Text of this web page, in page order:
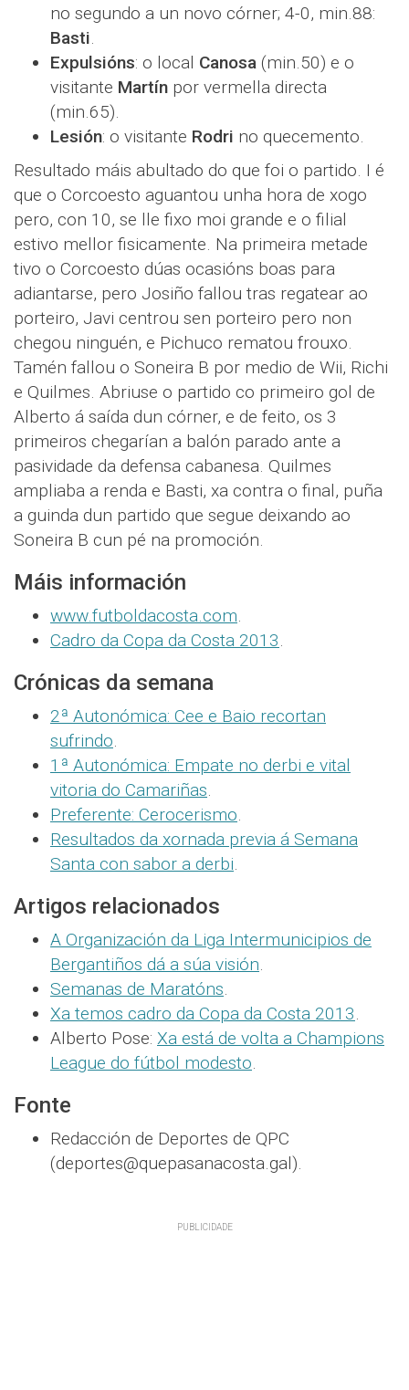
no segundo a un novo córner; 4-0, min.88:
Basti
Expulsións: o local Canosa (min.50) e o
visitante Martín por vermella directa
(min.65).
Lesión: o visitante Rodri no quecemento.
Resultado máis abultado do que foi o partido. I é
que o Corcoesto aguantou unha hora de xogo
pero, con 10, se lle fixo moi grande e o filial
estivo mellor fisicamente. Na primeira metade
tivo o Corcoesto dúas ocasións boas para
adiantarse, pero Josiño fallou tras regatear ao
porteiro, Javi centrou sen porteiro pero non
chegou ninguén, e Pichuco rematou frouxo.
Tamén fallou o Soneira B por medio de Wii, Richi
e Quilmes. Abriuse o partido co primeiro gol de
Alberto á saída dun córner, e de feito, os 3
primeiros chegarían a balón parado ante a
pasividade da defensa cabanesa. Quilmes
ampliaba a renda e Basti, xa contra o final, puña
a guinda dun partido que segue deixando ao
Soneira B cun pé na promoción.
Máis información
www.futboldacosta.com
Cadro da Copa da Costa 2013
Crónicas da semana
2ª Autonómica: Cee e Baio recortan
sufrindo
1ª Autonómica: Empate no derbi e vital
vitoria do Camariñas
Preferente: Cerocerismo
Resultados da xornada previa á Semana
Santa con sabor a derbi
Artigos relacionados
A Organización da Liga Intermunicipios de
Bergantiños dá a súa visión
Semanas de Maratóns
Xa temos cadro da Copa da Costa 2013
Alberto Pose: Xa está de volta a Champions
League do fútbol modesto
Fonte
Redacción de Deportes de QPC
(deportes@quepasanacosta.gal).